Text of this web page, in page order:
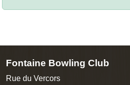
Fontaine Bowling Club
Rue du Vercors